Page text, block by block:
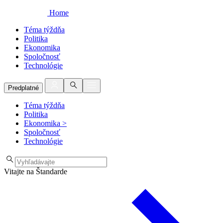
Home
Téma týždňa
Politika
Ekonomika
Spoločnosť
Technológie
Predplatné
Téma týždňa
Politika
Ekonomika >
Spoločnosť
Technológie
Vitajte na Štandarde